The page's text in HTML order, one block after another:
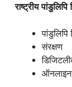
राष्ट्रीयपांडुलिपि
संरक्षण
ऑनलाइन